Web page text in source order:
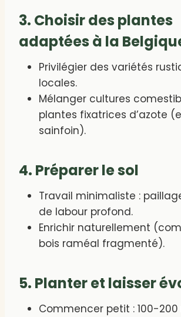
3. Choisir des plantes
adaptées à la
Privilégier des variétés
locales.
Mélanger cultures
plantes fixatrices d’azote
sainfoin).
4. Préparer le sol
Travail minimaliste :
de labour profond.
Enrichir naturellement
bois raméal fragmenté).
5. Planter et laisser
Commencer petit : 100-